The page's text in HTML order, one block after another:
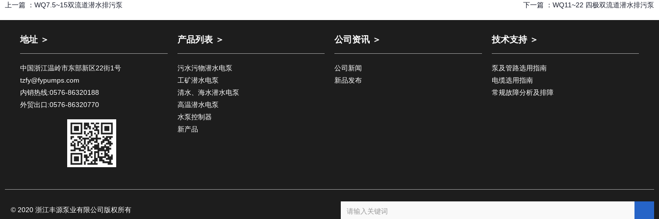
上一篇 ： WQ7.5~15双流道潜水排污泵 下一篇 ： WQ11~22 四极双流道潜水排污泵
地址 ＞
中国浙江温岭市东部新区22街1号
tzfy@fypumps.com
内销热线:0576-86320188
外贸出口:0576-86320770
产品列表 ＞
污水污物潜水电泵
工矿潜水电泵
清水、海水潜水电泵
高温潜水电泵
水泵控制器
新产品
公司资讯 ＞
公司新闻
新品发布
技术支持 ＞
泵及管路选用指南
电缆选用指南
常规故障分析及排障
© 2020 浙江丰源泵业有限公司版权所有